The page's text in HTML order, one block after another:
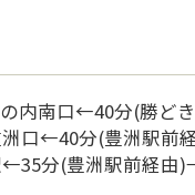
の内南口←40分(勝ど
洲口←40分(豊洲駅前
←35分(豊洲駅前経由